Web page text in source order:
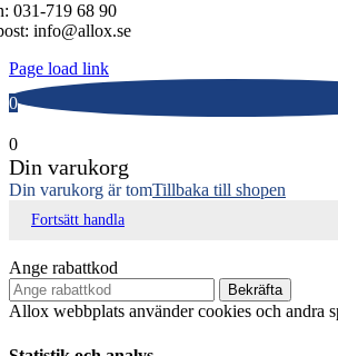
031-719 68 90
info@allox.se
Page load link
0
0
Din varukorg
Din varukorg är tomTillbaka till shopen
Fortsätt handla
Ange rabattkod
Bekräfta
Allox webbplats använder cookies och andra